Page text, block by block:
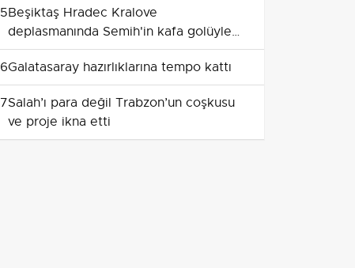
5Beşiktaş Hradec Kralove
deplasmanında Semih'in kafa golüyle
avantaj kazandı
6Galatasaray hazırlıklarına tempo kattı
7Salah’ı para değil Trabzon’un coşkusu
ve proje ikna etti